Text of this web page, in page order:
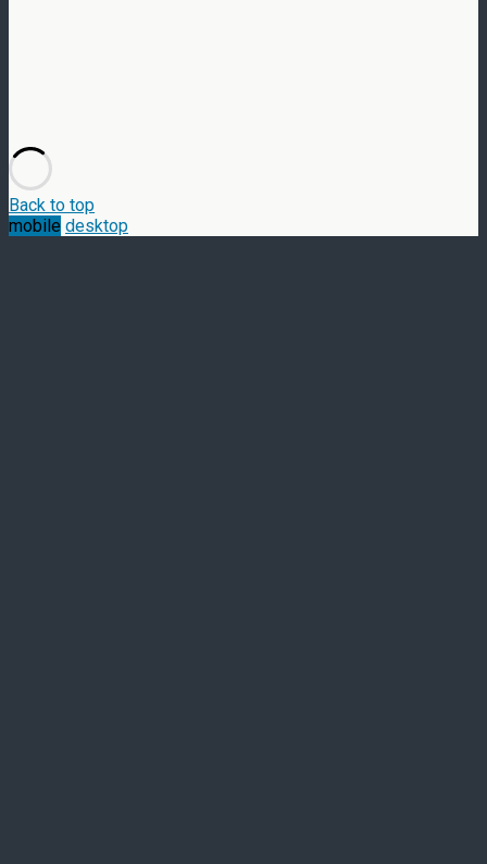
Back to top
mobile desktop